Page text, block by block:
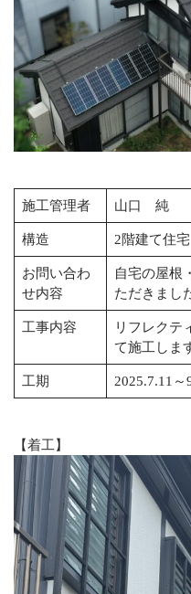
お
メ
お問い
24
お電
受付時間：8:00～
施工管理者 山口 純
構造 2階建て住宅
お問い合わ
せ内容
自宅の屋根
ただきまし
工事内容
リフレクテ
て施工しま
工期 2025.7.11～
【着工】